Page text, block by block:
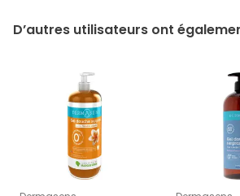
D’autres utilisateurs ont